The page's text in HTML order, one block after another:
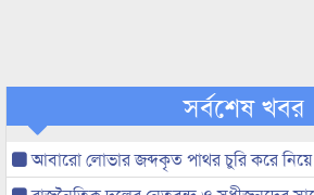
সর্বশেষ খবর
আবারো লোভার জব্দকৃত পাথর চুরি করে নিয়ে